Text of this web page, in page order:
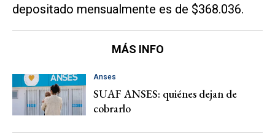
depositado mensualmente es de $368.036.
MÁS INFO
Anses
SUAF ANSES: quiénes dejan de
cobrarlo